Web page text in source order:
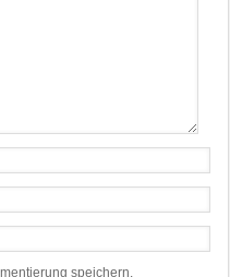
speichern.